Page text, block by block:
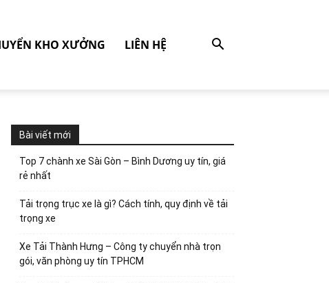
KHO XƯỞNG LIÊN HỆ
Bài viết mới
Top 7 chành xe Sài Gòn – Bình Dương uy tín, giá
rẻ nhất
Tải trọng trục xe là gì? Cách tính, quy định về tải
trọng xe
Xe Tải Thành Hưng – Công ty chuyển nhà trọn
gói, văn phòng uy tín TPHCM